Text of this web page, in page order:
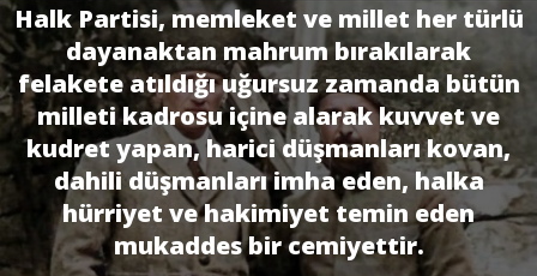
Halk Partisi, memleket ve millet her türlü
dayanaktan mahrum bırakılarak
felakete atıldığı uğursuz zamanda bütün
milleti kadrosu içine alarak kuvvet ve
kudret yapan, harici düşmanları kovan,
dahili düşmanları imha eden, halka
hürriyet ve hakimiyet temin eden
mukaddes bir cemiyettir.